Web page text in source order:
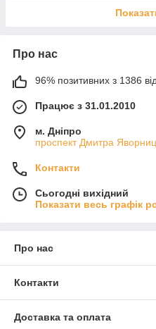
Про нас
96% позитивних з 1386
Працює з 31.01.2010
м. Дніпро
проспект Дмитра
Контакти
Сьогодні вихідний
Показати весь графік
Про нас
Контакти
Доставка та оплата